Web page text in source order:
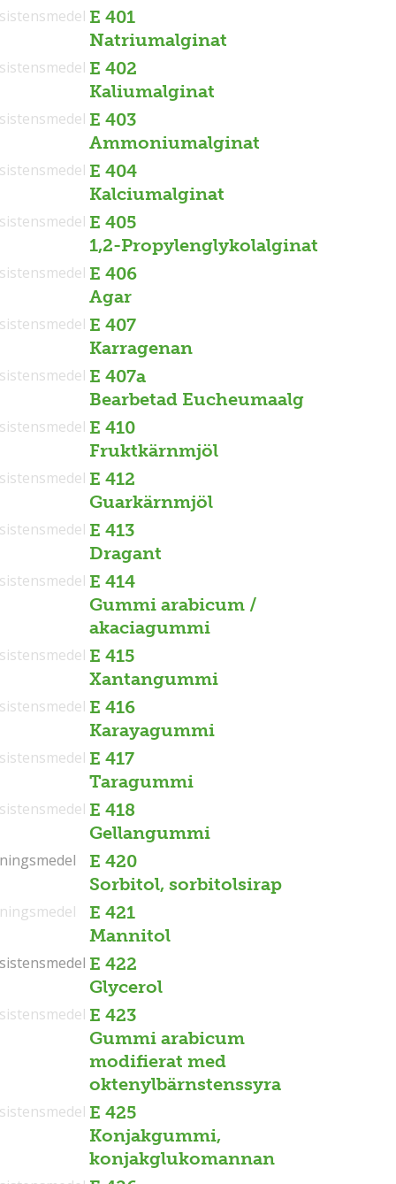
E 401
Natriumalginat
E 402
Kaliumalginat
E 403
Ammoniumalginat
E 404
Kalciumalginat
E 405
1,2-Propylenglykolalginat
E 406
Agar
E 407
Karragenan
E 407a
Bearbetad Eucheumaalg
E 410
Fruktkärnmjöl
E 412
Guarkärnmjöl
E 413
Dragant
E 414
Gummi arabicum /
akaciagummi
E 415
Xantangummi
E 416
Karayagummi
E 417
Taragummi
E 418
Gellangummi
E 420
Sorbitol, sorbitolsirap
E 421
Mannitol
E 422
Glycerol
E 423
Gummi arabicum
modifierat med
oktenylbärnstenssyra
E 425
Konjakgummi,
konjakglukomannan